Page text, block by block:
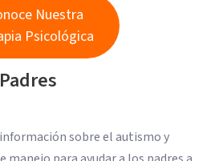
Nuestra
Psicológica
sobre el autismo y